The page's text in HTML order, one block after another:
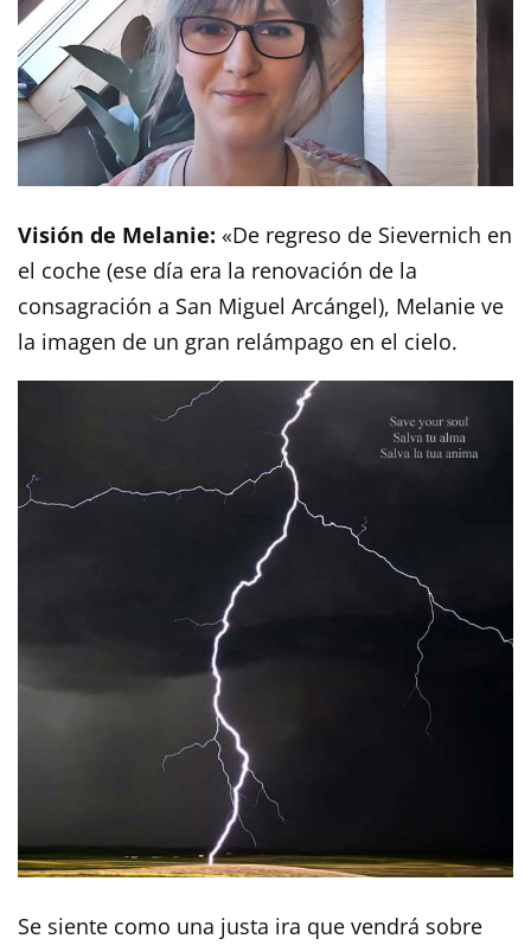
Visión de Melanie: «De regreso de Sievernich en
el coche (ese día era la renovación de la
consagración a San Miguel Arcángel), Melanie ve
la imagen de un gran relámpago en el cielo.
Se siente como una justa ira que vendrá sobre